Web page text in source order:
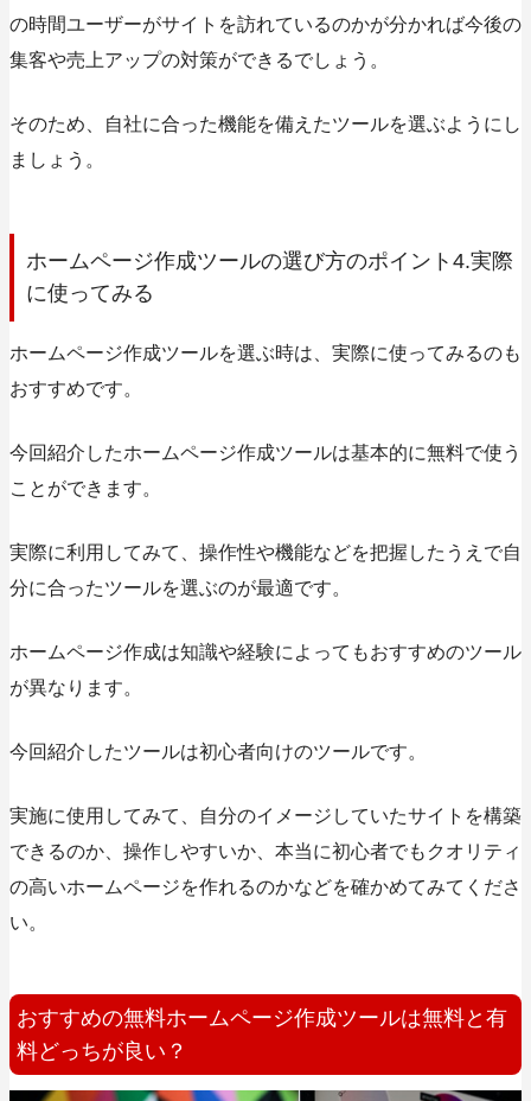
の時間ユーザーがサイトを訪れているのかが分かれば今後の
集客や売上アップの対策ができるでしょう。
そのため、自社に合った機能を備えたツールを選ぶようにし
ましょう。
ホームページ作成ツールの選び方のポイント4.実際
に使ってみる
ホームページ作成ツールを選ぶ時は、実際に使ってみるのも
おすすめです。
今回紹介したホームページ作成ツールは基本的に無料で使う
ことができます。
実際に利用してみて、操作性や機能などを把握したうえで自
分に合ったツールを選ぶのが最適です。
ホームページ作成は知識や経験によってもおすすめのツール
が異なります。
今回紹介したツールは初心者向けのツールです。
実施に使用してみて、自分のイメージしていたサイトを構築
できるのか、操作しやすいか、本当に初心者でもクオリティ
の高いホームページを作れるのかなどを確かめてみてくださ
い。
おすすめの無料ホームページ作成ツールは無料と有
料どっちが良い？